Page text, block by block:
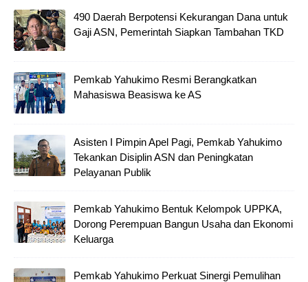
490 Daerah Berpotensi Kekurangan Dana untuk
Gaji ASN, Pemerintah Siapkan Tambahan TKD
Pemkab Yahukimo Resmi Berangkatkan
Mahasiswa Beasiswa ke AS
Asisten I Pimpin Apel Pagi, Pemkab Yahukimo
Tekankan Disiplin ASN dan Peningkatan
Pelayanan Publik
Pemkab Yahukimo Bentuk Kelompok UPPKA,
Dorong Perempuan Bangun Usaha dan Ekonomi
Keluarga
Pemkab Yahukimo Perkuat Sinergi Pemulihan